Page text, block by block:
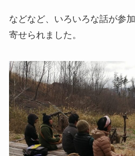
などなど、いろいろな話が参
寄せられました。